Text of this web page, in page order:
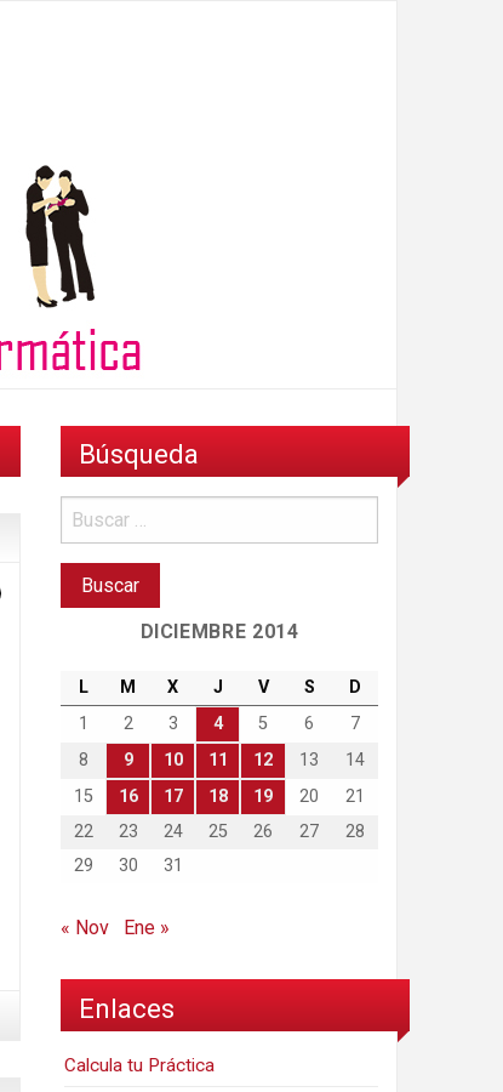
Búsqueda
DICIEMBRE 2014
L M X J V S
D
1
2 3 4 5 6
7
8
9 10 11 12 13
14
15
16 17 18 19 20
21
22
23 24 25 26 27
28
29
30 31
« Nov Ene »
Enlaces
Calcula tu Práctica